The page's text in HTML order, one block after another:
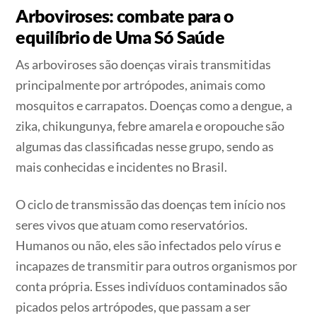
Arboviroses: combate para o
equilíbrio de Uma Só Saúde
As arboviroses são doenças virais transmitidas
principalmente por artrópodes, animais como
mosquitos e carrapatos. Doenças como a dengue, a
zika, chikungunya, febre amarela e oropouche são
algumas das classificadas nesse grupo, sendo as
mais conhecidas e incidentes no Brasil.
O ciclo de transmissão das doenças tem início nos
seres vivos que atuam como reservatórios.
Humanos ou não, eles são infectados pelo vírus e
incapazes de transmitir para outros organismos por
conta própria. Esses indivíduos contaminados são
picados pelos artrópodes, que passam a ser